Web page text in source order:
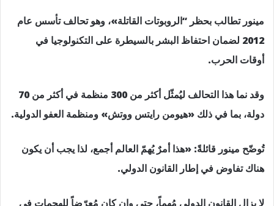
مينور تطالب بحظر “الروبوتات القاتلة»، وهو تحالف تأسس عام
2012 لضمان احتفاظ البشر بالسيطرة على التكنولوجيا في
أوقات الحرب.
وقد نما هذا التحالف ليُمثّل أكثر من 300 منظمة في أكثر من 70
دولة، بما في ذلك «هيومن رايتس ووتش» ومنظمة العفو الدولية.
تُوضّح مينور قائلةً: «هذا أمرٌ يُهمّ العالم أجمع، لذا يجب أن يكون
هناك تفاوض في إطار القانون الدولي.
لا يزال القانون الدولي مُهماً، حتى وإن كان مُعرّضاً للهجمات في